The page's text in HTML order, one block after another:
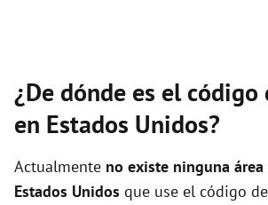
¿De dónde es el código
en Estados Unidos?
Actualmente no existe ninguna
Estados Unidos que use el código de